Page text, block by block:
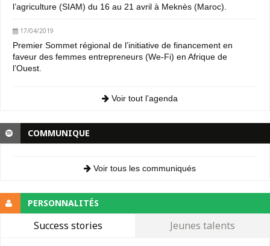
l’agriculture (SIAM) du 16 au 21 avril à Meknès (Maroc).
17/04/2019
Premier Sommet régional de l’initiative de financement en
faveur des femmes entrepreneurs (We-Fi) en Afrique de
l’Ouest.
Voir tout l’agenda
COMMUNIQUE
Voir tous les communiqués
PERSONNALITÉS
Success stories Jeunes talents